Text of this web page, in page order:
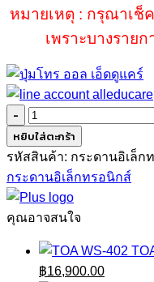
หมายเหตุ : กรุณาเช็
เพราะบางราย
จำนวน
Plus
C20W
ชิ้น
หยิบใส่ตะกร้า
รหัสสินค้า: กระดานอิเล็ก
กระดานอิเล็กทรอนิกส์
คุณอาจสนใจ
Original
฿16,900.00Current